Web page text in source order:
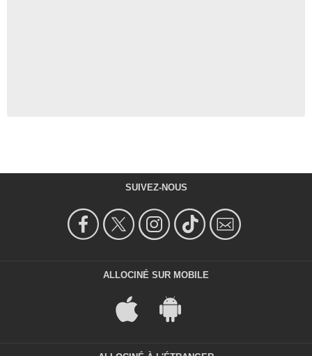
SUIVEZ-NOUS
ALLOCINÉ SUR MOBILE